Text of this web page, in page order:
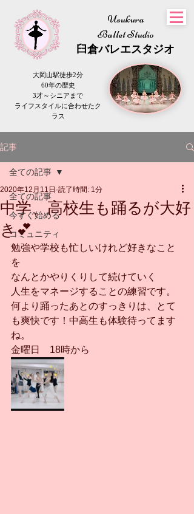
Usukura
Ballet Studio
​臼倉バレエスタジオ
大岡山駅徒歩2分
60年の歴史
3才～シニアまで
​ライフスタイルに合わせたク
ラス
記事
全ての記事
今すぐ始める
コミュニティ
全ての記事
中学、高校生も踊るが大好
き💕
2020年12月11日 読了時間: 1分
勉強や学校も忙しいけれど好きなこと
を
なんとかやりくりして続けていく
人生をマネージすることの練習です。
何より踊ったあとのすっきりは、とて
も爽快です！中高生も体験待ってます
ね。
金曜日　18時から